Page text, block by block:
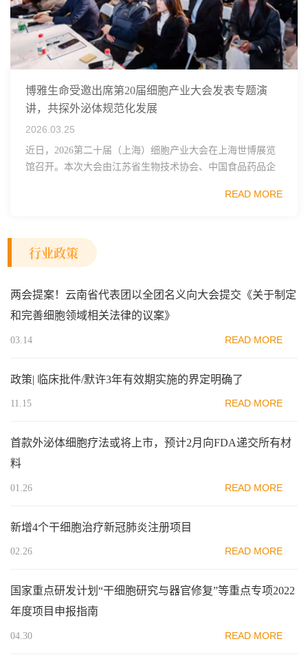
博雅生命受邀出席第20届细胞产业大会发表专题演
讲，共探外泌体规范化发展
2026.03.25
近日，2026第二十届（上海）细胞产业大会在上海世博展览
馆召开。本次大会由江苏省生物技术协会、中国食品药品企
范区生物医药行业协会、瑞士日内瓦长寿科学...
READ MORE
行业政策
两会提案！云南省代表团以全团名义向大会提交《关于制定
和完善细胞领域相关法律的议案》
03.14 READ MORE
政策| 临床批件/默许3年有效期实施的界定明确了
11.15 READ MORE
首款外泌体细胞疗法或将上市，预计2月向FDA递交所有材
料
01.26 READ MORE
新增4个干细胞治疗新冠肺炎注册项目
02.26 READ MORE
国家重点研发计划“干细胞研究与器官修复”等重点专项2022
年度项目申报指南
04.30 READ MORE